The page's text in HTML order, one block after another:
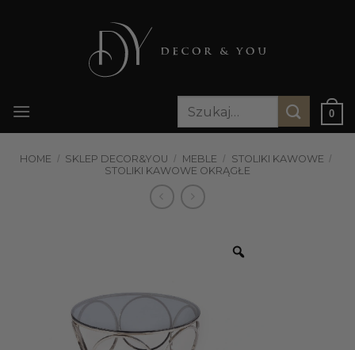
Szukaj:
0
HOME / SKLEP DECOR&YOU / MEBLE / STOLIKI KAWOWE /
STOLIKI KAWOWE OKRĄGŁE